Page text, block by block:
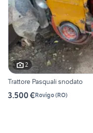
2
Trattore Pasquali snodato
3.500 €Rovigo(RO)